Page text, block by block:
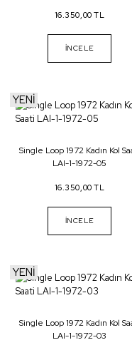
16.350,00 TL
İNCELE
YENİ
Single Loop 1972 Kadın Kol
LAI-1-1972-05
16.350,00 TL
İNCELE
YENİ
Single Loop 1972 Kadın Kol
LAI-1-1972-03